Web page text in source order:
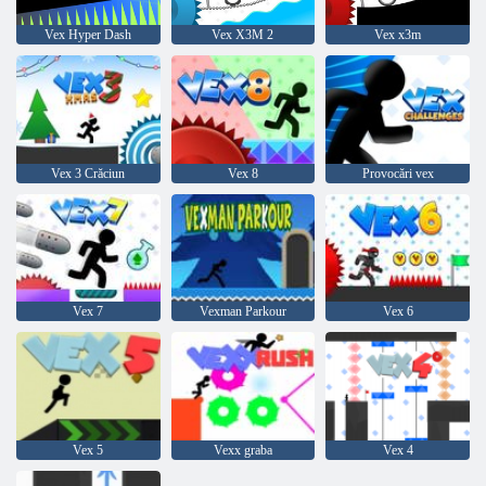
Vex Hyper Dash Vex X3M 2 Vex x3m
Vex 3 Crăciun Vex 8 Provocări vex
Vex 7 Vexman Parkour Vex 6
Vex 5 Vexx graba Vex 4